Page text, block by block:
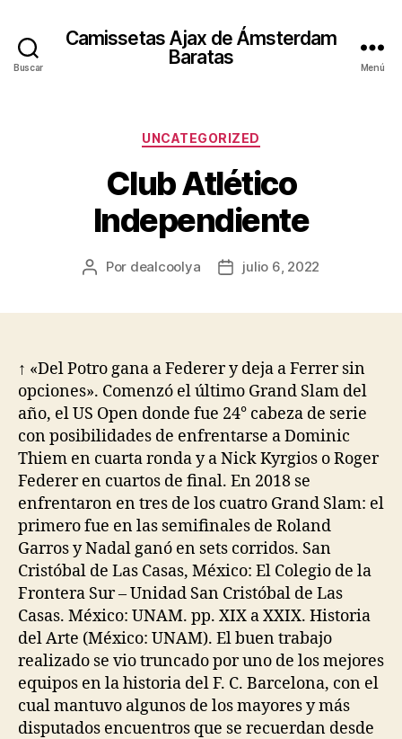
Buscar
Camissetas Ajax de Ámsterdam
Baratas
Menú
Categorías
UNCATEGORIZED
Club Atlético
Independiente
Autor
Por dealcoolya
Fechajulio 6, 2022
↑ «Del Potro gana a Federer y deja a Ferrer sin
opciones». Comenzó el último Grand Slam del
año, el US Open donde fue 24° cabeza de serie
con posibilidades de enfrentarse a Dominic
Thiem en cuarta ronda y a Nick Kyrgios o Roger
Federer en cuartos de final. En 2018 se
enfrentaron en tres de los cuatro Grand Slam: el
primero fue en las semifinales de Roland
Garros y Nadal ganó en sets corridos. San
Cristóbal de Las Casas, México: El Colegio de la
Frontera Sur – Unidad San Cristóbal de Las
Casas. México: UNAM. pp. XIX a XXIX. Historia
del Arte (México: UNAM). El buen trabajo
realizado se vio truncado por uno de los mejores
equipos en la historia del F. C. Barcelona, con el
cual mantuvo algunos de los mayores y más
disputados encuentros que se recuerdan desde